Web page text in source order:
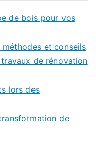
de bois pour vos
et conseils
de rénovation
lors des
de